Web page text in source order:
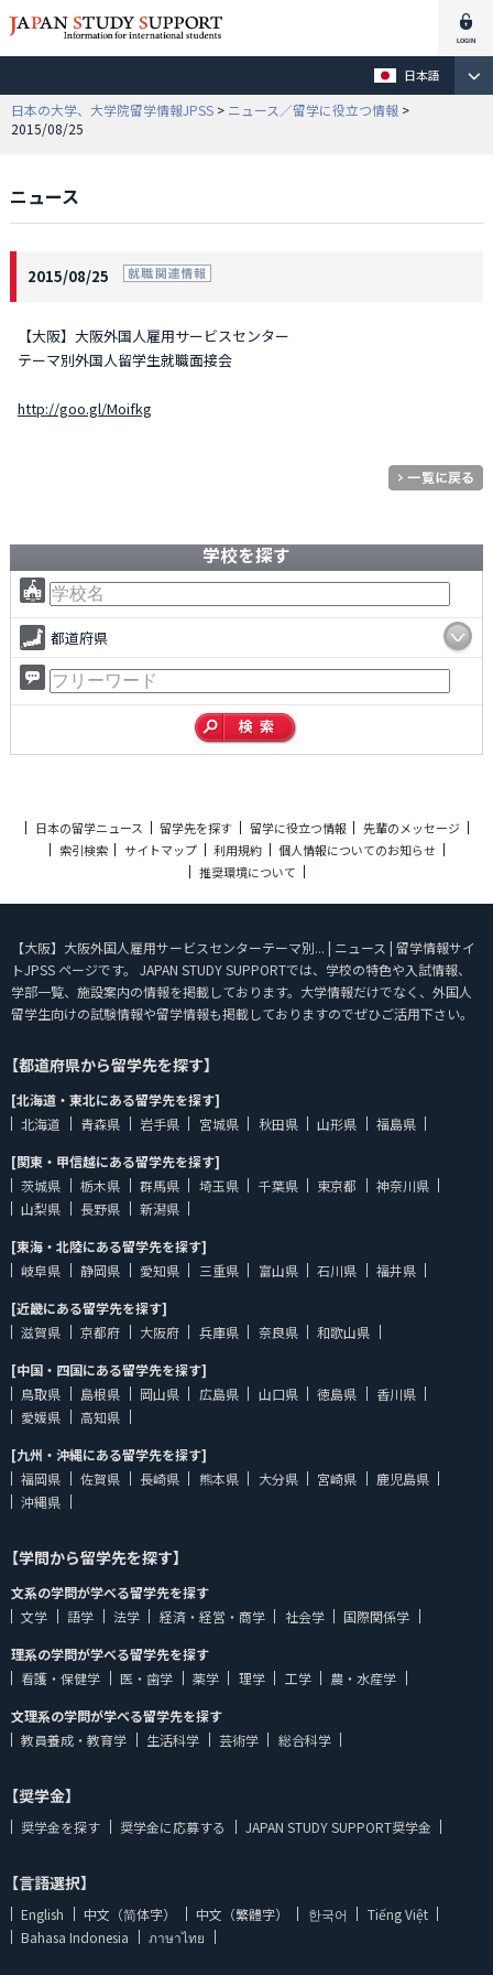
日本語
日本の大学、大学院留学情報JPSS > ニュース／留学に役立つ情報 >
2015/08/25
ニュース
2015/08/25
【大阪】大阪外国人雇用サービスセンター
テーマ別外国人留学生就職面接会
http://goo.gl/Moifkg
学校を探す
都道府県
日本の留学ニュース 留学先を探す 留学に役立つ情報
先輩のメッセージ
索引検索
サイトマップ 利用規約
個人情報についてのお知らせ
推奨環境について
【大阪】大阪外国人雇用サービスセンターテーマ別... | ニュース | 留学情報サイ
トJPSS ページです。 JAPAN STUDY SUPPORTでは、学校の特色や入試情報、
学部一覧、施設案内の情報を掲載しております。大学情報だけでなく、外国人
留学生向けの試験情報や留学情報も掲載しておりますのでぜひご活用下さい。
【都道府県から留学先を探す】
[北海道・東北にある留学先を探す]
北海道
青森県 岩手県 宮城県 秋田県 山形県
福島県
[関東・甲信越にある留学先を探す]
茨城県
栃木県 群馬県 埼玉県 千葉県 東京都
神奈川県
山梨県
長野県
新潟県
[東海・北陸にある留学先を探す]
岐阜県
静岡県 愛知県 三重県 富山県 石川県
福井県
[近畿にある留学先を探す]
滋賀県
京都府 大阪府 兵庫県 奈良県
和歌山県
[中国・四国にある留学先を探す]
鳥取県
島根県 岡山県 広島県 山口県 徳島県
香川県
愛媛県
高知県
[九州・沖縄にある留学先を探す]
福岡県
佐賀県 長崎県 熊本県 大分県 宮崎県
鹿児島県
沖縄県
【学問から留学先を探す】
文系の学問が学べる留学先を探す
文学
語学 法学 経済・経営・商学 社会学
国際関係学
理系の学問が学べる留学先を探す
看護・保健学
医・歯学 薬学 理学 工学
農・水産学
文理系の学問が学べる留学先を探す
教員養成・教育学
生活科学 芸術学 総合科学
【奨学金】
奨学金を探す 奨学金に応募する JAPAN STUDY SUPPORT奨学金
【言語選択】
English 中文（简体字） 中文（繁體字） 한국어
Tiếng Việt
Bahasa Indonesia
ภาษาไทย